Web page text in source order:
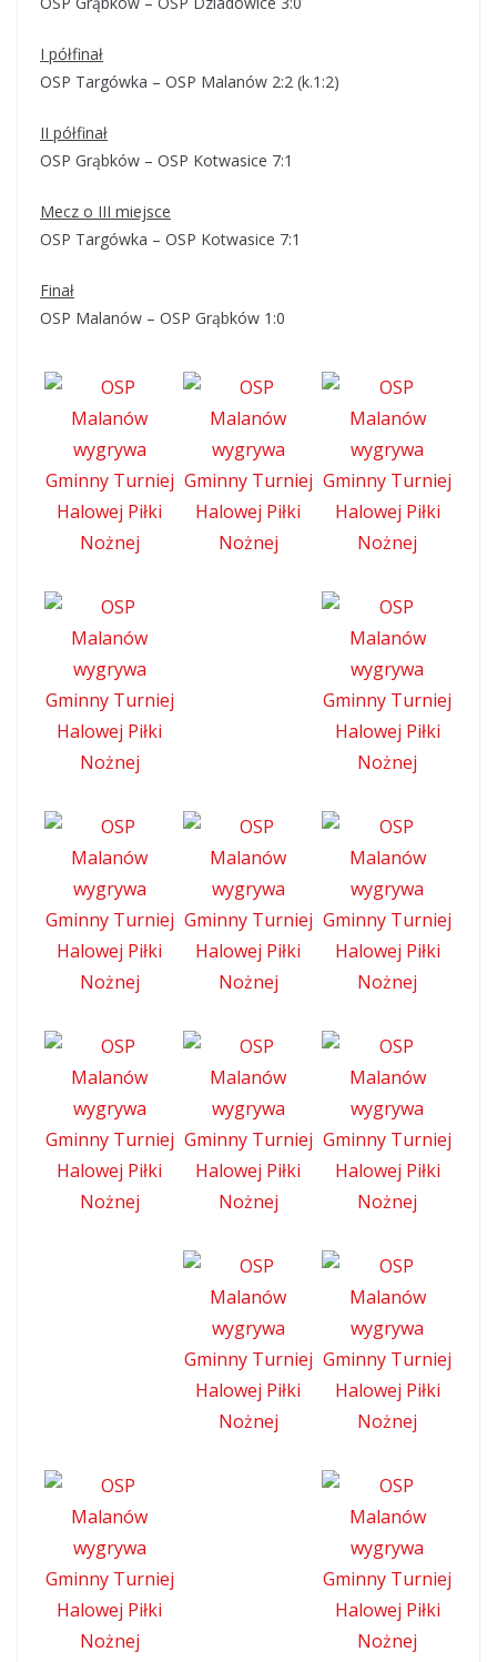
I półfinał
OSP Targówka – OSP Malanów 2:2 (k.1:2)
II półfinał
OSP Grąbków – OSP Kotwasice 7:1
Mecz o III miejsce
OSP Targówka – OSP Kotwasice 7:1
Finał
OSP Malanów – OSP Grąbków 1:0